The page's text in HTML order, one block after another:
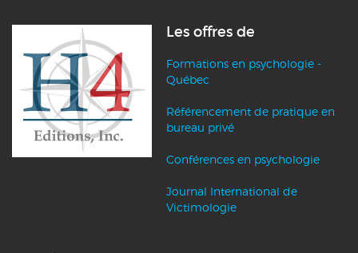
Les offres de
Formations en psychologie -
Québec
Référencement de pratique en
bureau privé
Conférences en psychologie
Journal International de
Victimologie